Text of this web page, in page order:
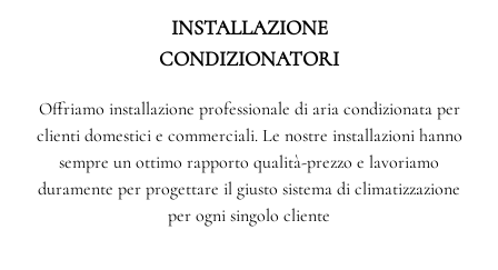
INSTALLAZIONE
CONDIZIONATORI
Offriamo installazione professionale di aria condizionata per
clienti domestici e commerciali. Le nostre installazioni hanno
sempre un ottimo rapporto qualità-prezzo e lavoriamo
duramente per progettare il giusto sistema di climatizzazione
per ogni singolo cliente